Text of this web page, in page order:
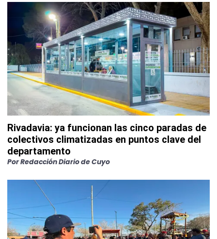
Rivadavia: ya funcionan las cinco paradas de
colectivos climatizadas en puntos clave del
departamento
PorRedacción Diario de Cuyo